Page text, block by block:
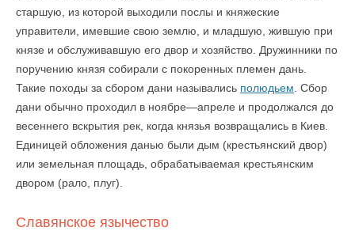
старшую, из которой выходили послы и княжеские
управители, имевшие свою землю, и младшую, жившую при
князе и обслуживавшую его двор и хозяйство. Дружинники по
поручению князя собирали с покоренных племен дань.
Такие походы за сбором дани назывались полюдьем . Сбор
дани обычно проходил в ноябре—апреле и продолжался до
весеннего вскрытия рек, когда князья возвращались в Киев.
Единицей обложения данью были дым (крестьянский двор)
или земельная площадь, обрабатываемая крестьянским
двором (рало, плуг).
Славянское язычество